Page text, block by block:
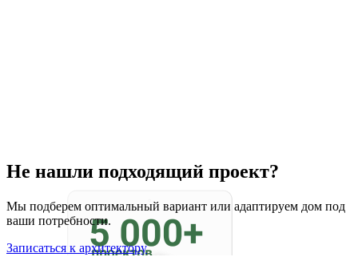
Не нашли подходящий проект?
Мы подберем оптимальный вариант или адаптируем дом под
ваши потребности.
Записаться к архитектору